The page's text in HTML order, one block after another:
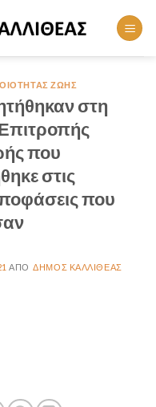
ΖΩΉΣ
στη
που
στις
που
ΔΉΜΟΣ ΚΑΛΛΙΘΈΑΣ